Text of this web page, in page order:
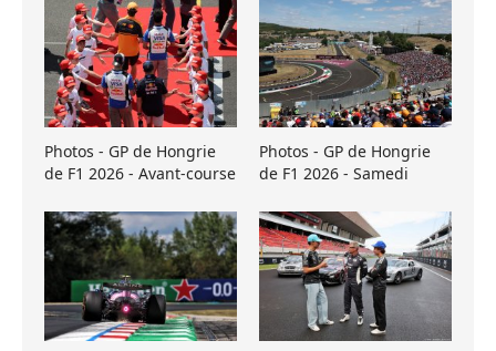
Photos - GP de Hongrie
de F1 2026 - Avant-course
Photos - GP de Hongrie
de F1 2026 - Samedi